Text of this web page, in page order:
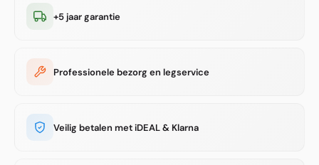
+5 jaar garantie
Professionele bezorg en legservice
Veilig betalen met iDEAL & Klarna